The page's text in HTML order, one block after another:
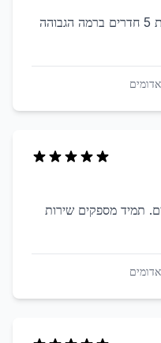
סינדרלה גרופ מספקים ניקיון דירת 5 חדרים ברמה הגבוהה
תמיד מספקים שירות